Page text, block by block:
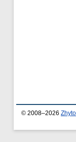
© 2008–2026